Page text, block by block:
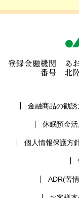
登録金融機
番号 北
金融商品の勧誘
休眠預金
個人情報保護方
ADR(苦